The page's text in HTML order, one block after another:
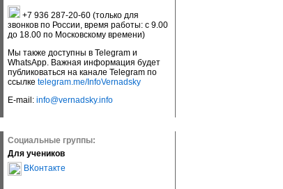
+7 936 287-20-60 (только для
звонков по России, время работы: с 9.00
до 18.00 по Московскому времени)
Мы также доступны в Telegram и
WhatsApp. Важная информация будет
публиковаться на канале Telegram по
ссылке telegram.me/InfoVernadsky
E-mail: info@vernadsky.info
Социальные группы:
Для учеников
ВКонтакте